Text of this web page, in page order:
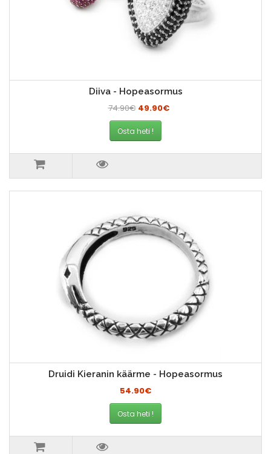
Diiva - Hopeasormus
74.90€ 49.90€
Osta heti !
Druidi Kieranin käärme - Hopeasormus
54.90€
Osta heti !